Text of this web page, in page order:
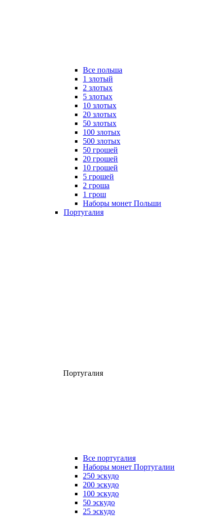
Все польша
1 злотый
2 злотых
5 злотых
10 злотых
20 злотых
50 злотых
100 злотых
500 злотых
50 грошей
20 грошей
10 грошей
5 грошей
2 гроша
1 грош
Наборы монет Польши
Португалия
Португалия
Все португалия
Наборы монет Португалии
250 эскудо
200 эскудо
100 эскудо
50 эскудо
25 эскудо